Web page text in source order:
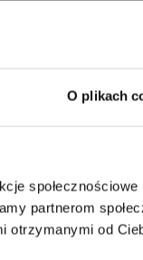
O plikach
społecznościowe
partnerom
otrzymanymi od